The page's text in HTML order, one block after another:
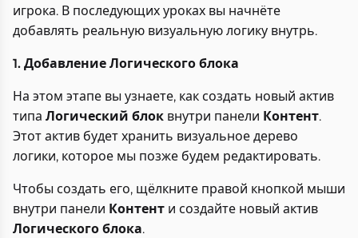
игрока. В последующих уроках вы начнёте
добавлять реальную визуальную логику внутрь.
1. Добавление Логического блока
На этом этапе вы узнаете, как создать новый актив
типа Логический блок внутри панели Контент.
Этот актив будет хранить визуальное дерево
логики, которое мы позже будем редактировать.
Чтобы создать его, щёлкните правой кнопкой мыши
внутри панели Контент и создайте новый актив
Логического блока.